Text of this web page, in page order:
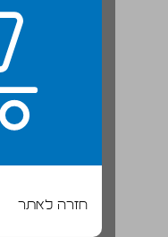
חזרה לאתר